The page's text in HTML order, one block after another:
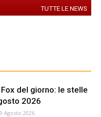
TUTTE LE NEWS
del giorno: le stelle
2026
9 Agosto 2026